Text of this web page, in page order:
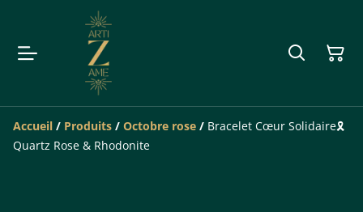
Accueil / Produits / Octobre rose / Bracelet Cœur Solidaire🎗️
Quartz Rose & Rhodonite